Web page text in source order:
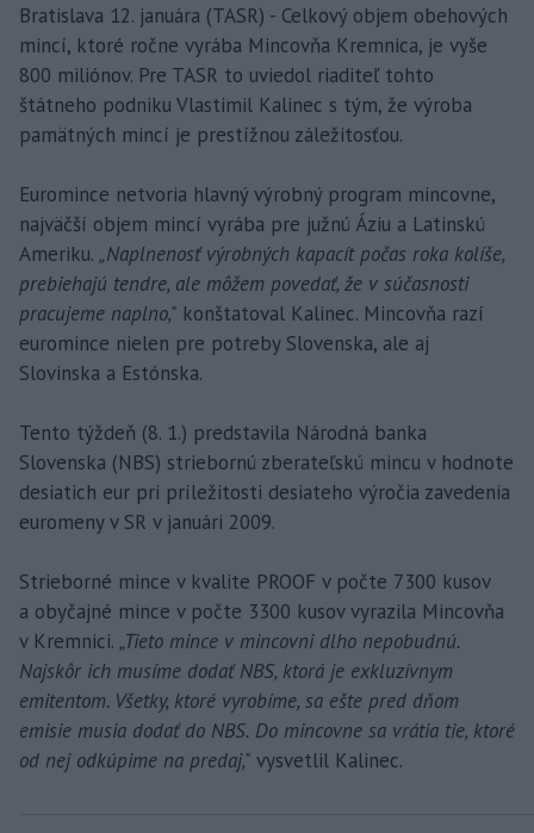
Bratislava 12. januára (TASR) - Celkový objem obehových
mincí, ktoré ročne vyrába Mincovňa Kremnica, je vyše
800 miliónov. Pre TASR to uviedol riaditeľ tohto
štátneho podniku Vlastimil Kalinec s tým, že výroba
pamätných mincí je prestížnou záležitosťou.
Euromince netvoria hlavný výrobný program mincovne,
najväčší objem mincí vyrába pre južnú Áziu a Latinskú
Ameriku. „Naplnenosť výrobných kapacít počas roka kolíše,
prebiehajú tendre, ale môžem povedať, že v súčasnosti
pracujeme naplno," konštatoval Kalinec. Mincovňa razí
euromince nielen pre potreby Slovenska, ale aj
Slovinska a Estónska.
Tento týždeň (8. 1.) predstavila Národná banka
Slovenska (NBS) striebornú zberateľskú mincu v hodnote
desiatich eur pri príležitosti desiateho výročia zavedenia
euromeny v SR v januári 2009.
Strieborné mince v kvalite PROOF v počte 7300 kusov
a obyčajné mince v počte 3300 kusov vyrazila Mincovňa
v Kremnici. „Tieto mince v mincovni dlho nepobudnú.
Najskôr ich musíme dodať NBS, ktorá je exkluzívnym
emitentom. Všetky, ktoré vyrobíme, sa ešte pred dňom
emisie musia dodať do NBS. Do mincovne sa vrátia tie, ktoré
od nej odkúpime na predaj," vysvetlil Kalinec.